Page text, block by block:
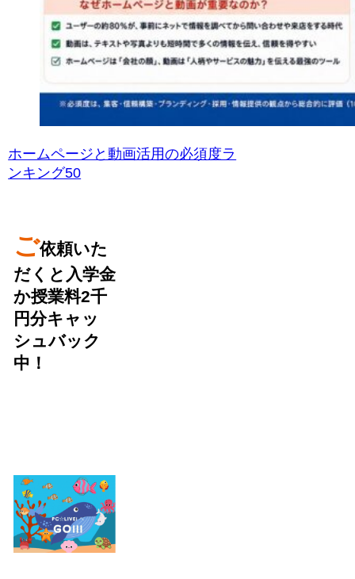
ホームページと動画活用の必須度ラ
ンキング50
ご依頼いた
だくと入学金
か授業料2千
円分キャッ
シュバック
中！